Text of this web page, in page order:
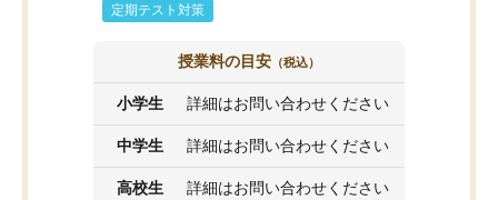
定期テスト対策
授業料の目安 （税込）
小学生 詳細はお問い合わせください
中学生 詳細はお問い合わせください
高校生 詳細はお問い合わせください